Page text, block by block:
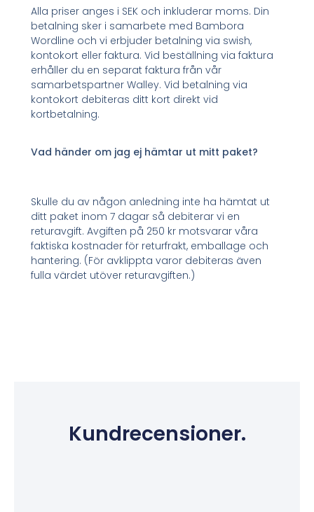
Alla priser anges i SEK och inkluderar moms. Din
betalning sker i samarbete med Bambora
Wordline och vi erbjuder betalning via swish,
kontokort eller faktura. Vid beställning via faktura
erhåller du en separat faktura från vår
samarbetspartner Walley. Vid betalning via
kontokort debiteras ditt kort direkt vid
kortbetalning.
Vad händer om jag ej hämtar ut mitt paket?
Skulle du av någon anledning inte ha hämtat ut
ditt paket inom 7 dagar så debiterar vi en
returavgift. Avgiften på 250 kr motsvarar våra
faktiska kostnader för returfrakt, emballage och
hantering. (För avklippta varor debiteras även
fulla värdet utöver returavgiften.)
Kundrecensioner.